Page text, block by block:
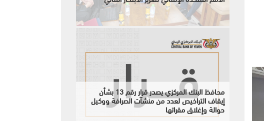
محافظ البنك المركزي يصدر قرار رقم 13 بشأن
إيقاف التراخيص لعدد من منشآت الصرافة ووكيل
حوالة وإغلاق مقراتها